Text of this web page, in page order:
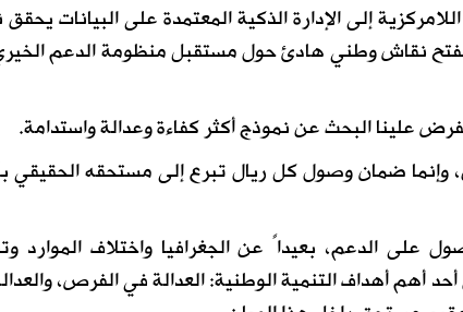
إلى الإدارة الذكية المعتمدة على البيانات يحقق
نقاش وطني هادئ حول مستقبل منظومة الدعم
علينا البحث عن نموذج أكثر كفاءة وعدالة واستدامة.
وإنما ضمان وصول كل ريال تبرع إلى مستحقه الحقيقي
على الدعم، بعيداً عن الجغرافيا واختلاف الموارد
أهم أهداف التنمية الوطنية: العدالة في الفرص،